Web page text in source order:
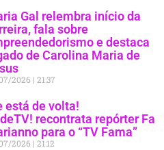
Gal relembra início da
fala sobre
e destaca
de Carolina Maria de
2026 21:37
está de volta!
recontrata repórter Fa
para o “TV Fama”
2026 21:12